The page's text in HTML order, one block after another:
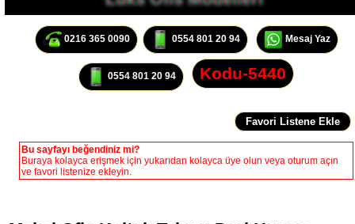
0216 365 0090 0554 801 20 94 Mesaj Yaz
0554 801 20 94 Kodu-5440
Buraya kolayca erişmek için yukarıdan kolayca üye olun veya oturum açın
ve favori listenize ekleyin.